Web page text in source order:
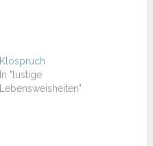
Klospruch
In "lustige
Lebensweisheiten"